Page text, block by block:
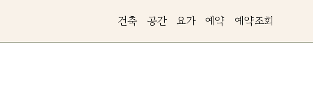
건축 공간 요가 예약 예약조회